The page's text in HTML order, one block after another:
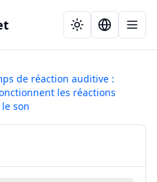
de réaction auditive :
les réactions
son